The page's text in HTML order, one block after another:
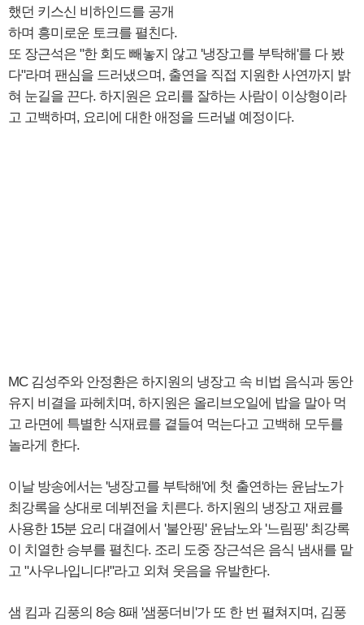
했던 키스신 비하인드를 공개
하며 흥미로운 토크를 펼친다.
또 장근석은 "한 회도 빼놓지 않고 '냉장고를 부탁해'를 다 봤
다"라며 팬심을 드러냈으며, 출연을 직접 지원한 사연까지 밝
혀 눈길을 끈다. 하지원은 요리를 잘하는 사람이 이상형이라
고 고백하며, 요리에 대한 애정을 드러낼 예정이다.
MC 김성주와 안정환은 하지원의 냉장고 속 비법 음식과 동안
유지 비결을 파헤치며, 하지원은 올리브오일에 밥을 말아 먹
고 라면에 특별한 식재료를 곁들여 먹는다고 고백해 모두를
놀라게 한다.
이날 방송에서는 '냉장고를 부탁해'에 첫 출연하는 윤남노가
최강록을 상대로 데뷔전을 치른다. 하지원의 냉장고 재료를
사용한 15분 요리 대결에서 '불안핑' 윤남노와 '느림핑' 최강록
이 치열한 승부를 펼친다. 조리 도중 장근석은 음식 냄새를 맡
고 "사우나입니다!"라고 외쳐 웃음을 유발한다.
샘 킴과 김풍의 8승 8패 '샘풍더비'가 또 한 번 펼쳐지며, 김풍